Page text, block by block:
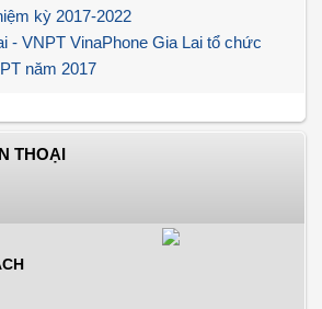
kỳ 2017-2022
- VNPT VinaPhone Gia Lai tổ chức
năm 2017
THOẠI